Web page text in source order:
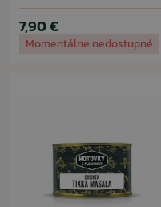
7,90 €
Momentálne nedostupné